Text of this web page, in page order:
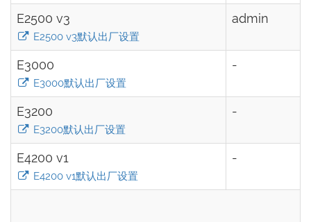
E2500 v3
E2500 v3默认出厂设置
admin
E3000
E3000默认出厂设置
-
E3200
E3200默认出厂设置
-
E4200 v1
E4200 v1默认出厂设置
-